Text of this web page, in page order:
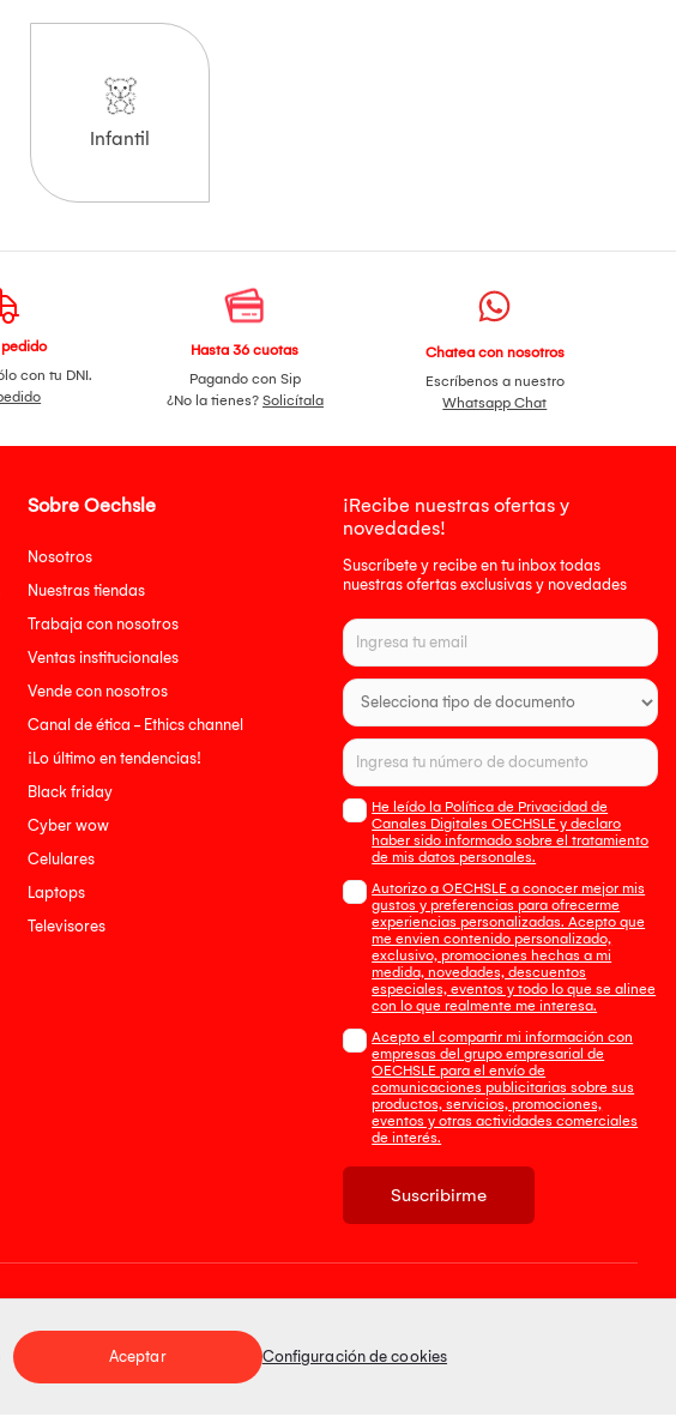
Infantil
con tu DNI.
Hasta 36 cuotas
Pagando con Sip
¿No la tienes? Solicítala
Chatea con nosotros
Escríbenos a nuestro
Whatsapp Chat
Sobre Oechsle
Nosotros
Nuestras tiendas
Trabaja con nosotros
Ventas institucionales
Vende con nosotros
Canal de ética - Ethics channel
¡Lo último en tendencias!
Black friday
Cyber wow
Celulares
Laptops
Televisores
¡Recibe nuestras ofertas y
novedades!
Suscríbete y recibe en tu inbox todas
nuestras ofertas exclusivas y novedades
He leído la Política de Privacidad de
Canales Digitales OECHSLE y declaro
haber sido informado sobre el tratamiento
de mis datos personales.
Autorizo a OECHSLE a conocer mejor mis
gustos y preferencias para ofrecerme
experiencias personalizadas. Acepto que
me envien contenido personalizado,
exclusivo, promociones hechas a mi
medida, novedades, descuentos
especiales, eventos y todo lo que se alinee
con lo que realmente me interesa.
Acepto el compartir mi información con
empresas del grupo empresarial de
OECHSLE para el envío de
comunicaciones publicitarias sobre sus
productos, servicios, promociones,
eventos y otras actividades comerciales
de interés.
Suscribirme
Tienda 100% Segura
Aceptar Configuración de cookies